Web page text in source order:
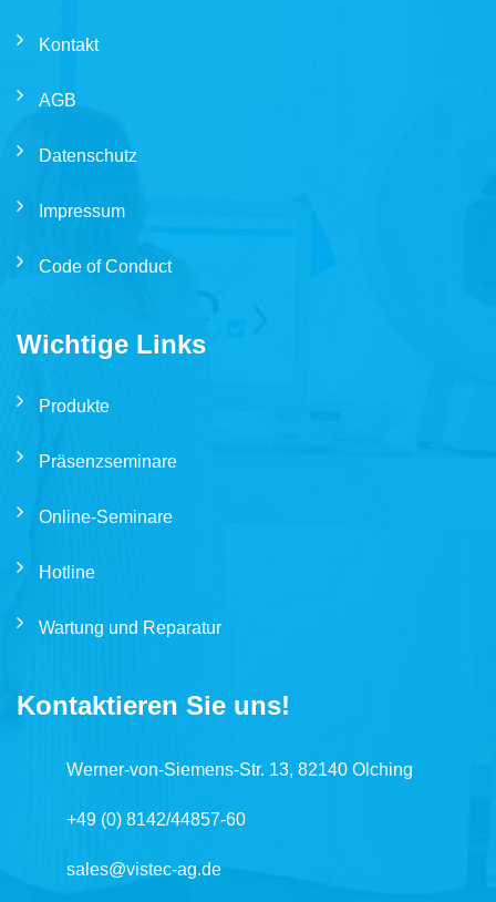
Kontakt
AGB
Datenschutz
Impressum
Code of Conduct
Wichtige Links
Produkte
Präsenzseminare
Online-Seminare
Hotline
Wartung und Reparatur
Kontaktieren Sie uns!
Werner-von-Siemens-Str. 13, 82140 Olching
+49 (0) 8142/44857-60
sales@vistec-ag.de